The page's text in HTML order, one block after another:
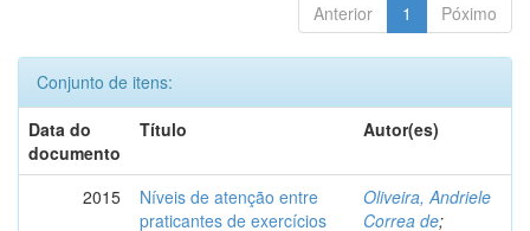
Anterior 1 Póximo
Conjunto de itens:
Data do
documento
Título Autor(es)
2015
Níveis de atenção entre
praticantes de exercícios
Oliveira, Andriele
Correa de;